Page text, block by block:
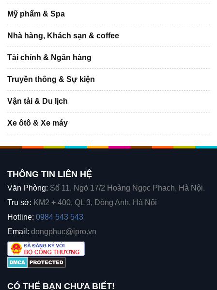
Mỹ phẩm & Spa
Nhà hàng, Khách sạn & coffee
Tài chính & Ngân hàng
Truyền thông & Sự kiện
Vận tải & Du lịch
Xe ôtô & Xe máy
THÔNG TIN LIÊN HỆ
Văn Phòng: Số 11, Ngõ 17/2 Hoàng Ngọc Phach, Hà Nội.
Trụ sở: KM2 + 400, QL 3, Đông Anh, Hà Nội
Hotline: 0984 543 543
Email: dongphuc@ipro.vn
CÓ THỂ BẠN CHƯA BIẾT!